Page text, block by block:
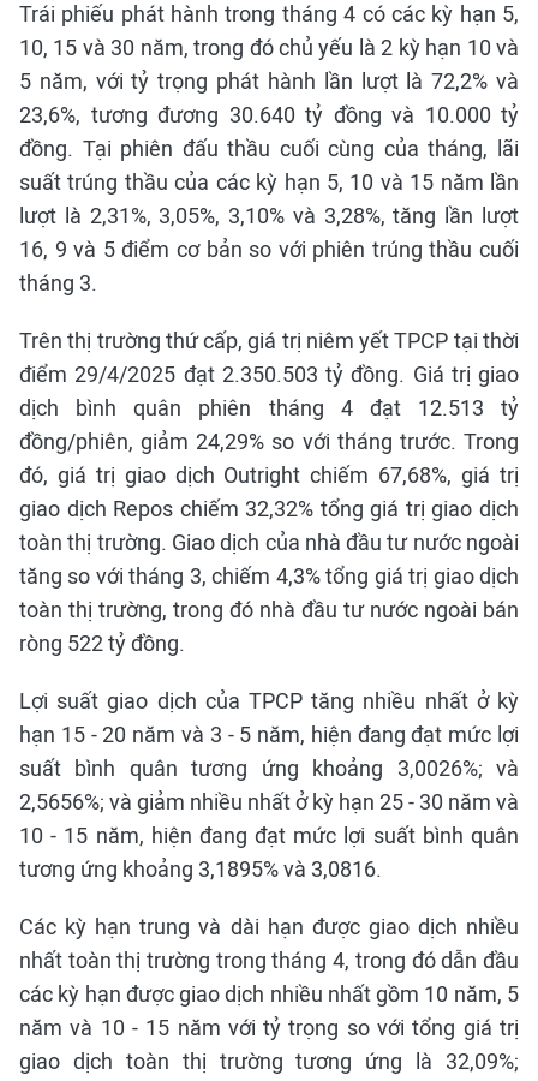
Trái phiếu phát hành trong tháng 4 có các kỳ hạn 5,
10, 15 và 30 năm, trong đó chủ yếu là 2 kỳ hạn 10 và
5 năm, với tỷ trọng phát hành lần lượt là 72,2% và
23,6%, tương đương 30.640 tỷ đồng và 10.000 tỷ
đồng. Tại phiên đấu thầu cuối cùng của tháng, lãi
suất trúng thầu của các kỳ hạn 5, 10 và 15 năm lần
lượt là 2,31%, 3,05%, 3,10% và 3,28%, tăng lần lượt
16, 9 và 5 điểm cơ bản so với phiên trúng thầu cuối
tháng 3.
Trên thị trường thứ cấp, giá trị niêm yết TPCP tại thời
điểm 29/4/2025 đạt 2.350.503 tỷ đồng. Giá trị giao
dịch bình quân phiên tháng 4 đạt 12.513 tỷ
đồng/phiên, giảm 24,29% so với tháng trước. Trong
đó, giá trị giao dịch Outright chiếm 67,68%, giá trị
giao dịch Repos chiếm 32,32% tổng giá trị giao dịch
toàn thị trường. Giao dịch của nhà đầu tư nước ngoài
tăng so với tháng 3, chiếm 4,3% tổng giá trị giao dịch
toàn thị trường, trong đó nhà đầu tư nước ngoài bán
ròng 522 tỷ đồng.
Lợi suất giao dịch của TPCP tăng nhiều nhất ở kỳ
hạn 15 - 20 năm và 3 - 5 năm, hiện đang đạt mức lợi
suất bình quân tương ứng khoảng 3,0026%; và
2,5656%; và giảm nhiều nhất ở kỳ hạn 25 - 30 năm và
10 - 15 năm, hiện đang đạt mức lợi suất bình quân
tương ứng khoảng 3,1895% và 3,0816.
Các kỳ hạn trung và dài hạn được giao dịch nhiều
nhất toàn thị trường trong tháng 4, trong đó dẫn đầu
các kỳ hạn được giao dịch nhiều nhất gồm 10 năm, 5
năm và 10 - 15 năm với tỷ trọng so với tổng giá trị
giao dịch toàn thị trường tương ứng là 32,09%;